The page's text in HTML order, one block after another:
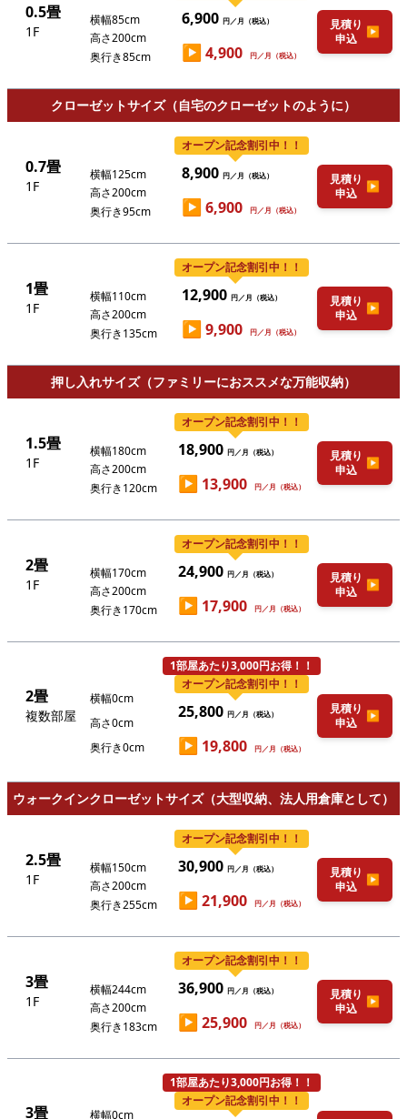
0.5畳
1F
横幅85cm
高さ200cm
奥行き85cm
6,900円／月（税込）
▶4,900 円／月（税込）
見積り
申込
▶
クローゼットサイズ（自宅のクローゼットのように）
0.7畳
1F
横幅125cm
高さ200cm
奥行き95cm
オープン記念割引中！！
8,900円／月（税込）
▶6,900 円／月（税込）
見積り
申込
▶
1畳
1F
横幅110cm
高さ200cm
奥行き135cm
オープン記念割引中！！
12,900円／月（税込）
▶9,900 円／月（税込）
見積り
申込
▶
押し入れサイズ（ファミリーにおススメな万能収納）
1.5畳
1F
横幅180cm
高さ200cm
奥行き120cm
オープン記念割引中！！
18,900 円／月（税込）
▶ 13,900 円／月（税込）
見積り
申込
▶
2畳
1F
横幅170cm
高さ200cm
奥行き170cm
オープン記念割引中！！
24,900 円／月（税込）
▶ 17,900 円／月（税込）
見積り
申込
▶
2畳
複数部屋
横幅0cm
高さ0cm
奥行き0cm
オープン記念割引中！！
1部屋あたり3,000円お得！！
25,800 円／月（税込）
▶ 19,800 円／月（税込）
見積り
申込
▶
ウォークインクローゼットサイズ（大型収納、法人用倉庫として）
2.5畳
1F
横幅150cm
高さ200cm
奥行き255cm
オープン記念割引中！！
30,900 円／月（税込）
▶ 21,900 円／月（税込）
見積り
申込
▶
3畳
1F
横幅244cm
高さ200cm
奥行き183cm
オープン記念割引中！！
36,900 円／月（税込）
▶ 25,900 円／月（税込）
見積り
申込
▶
3畳 横幅0cm
オープン記念割引中！！
1部屋あたり3,000円お得！！